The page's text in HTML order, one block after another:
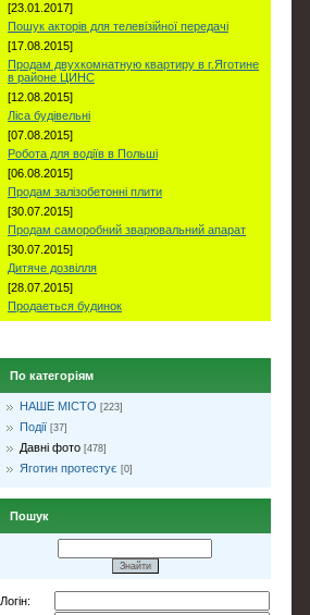
[23.01.2017]
Пошук акторів для телевізійної передачі
[17.08.2015]
Продам двухкомнатную квартиру в г.Яготине
в районе ЦИНС
[12.08.2015]
Ліса будівельні
[07.08.2015]
Робота для водіїв в Польші
[06.08.2015]
Продам залізобетонні плити
[30.07.2015]
Продам саморобний зварювальний апарат
[30.07.2015]
Дитяче дозвілля
[28.07.2015]
Продаеться будинок
По категоріям
НАШЕ МІСТО [223]
Події [37]
Давні фото [478]
Яготин протестує [0]
Пошук
Логін: